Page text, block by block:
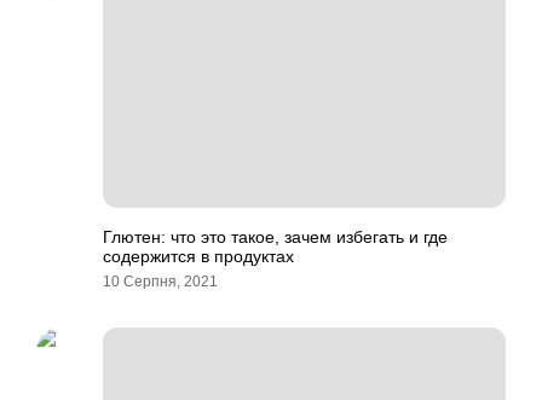
Глютен: что это такое, зачем избегать и где
содержится в продуктах
10 Серпня, 2021